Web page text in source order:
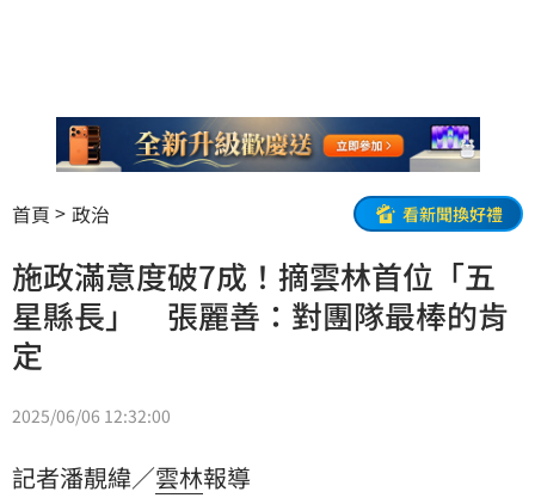
首頁 政治 看新聞換好禮
施政滿意度破7成！摘雲林首位「五
星縣長」 張麗善：對團隊最棒的肯
定
2025/06/06 12:32:00
記者潘靚緯／雲林報導